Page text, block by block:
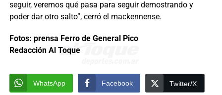
seguir, veremos qué pasa para seguir demostrando y
poder dar otro salto”, cerró el mackennense.
Fotos: prensa Ferro de General Pico
Redacción Al Toque
WhatsApp Facebook Twitter/X